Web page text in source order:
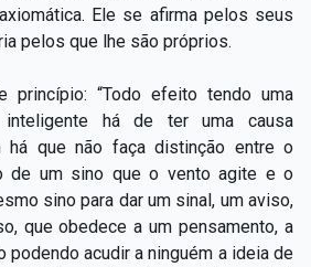
Ele se afirma pelos seus
pelos que lhe são próprios.
princípio: “Todo efeito tendo uma
há de ter uma causa
há que não faça distinção entre o
de um sino que o vento agite e o
sino para dar um sinal, um aviso,
que obedece a um pensamento, a
podendo acudir a ninguém a ideia de